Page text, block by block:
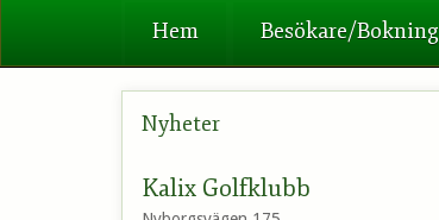
Hem Besökare/
Nyheter
Kalix Golfklubb